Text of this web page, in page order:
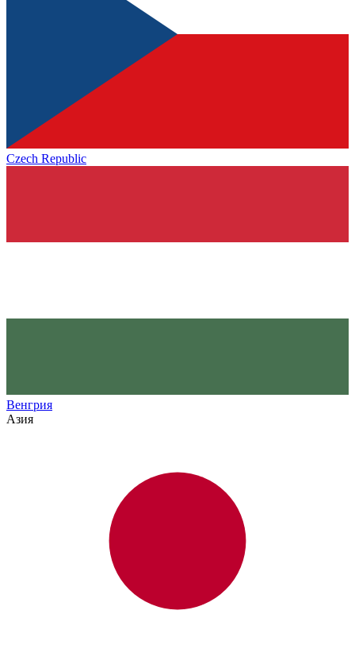
Czech Republic
Венгрия
Азия